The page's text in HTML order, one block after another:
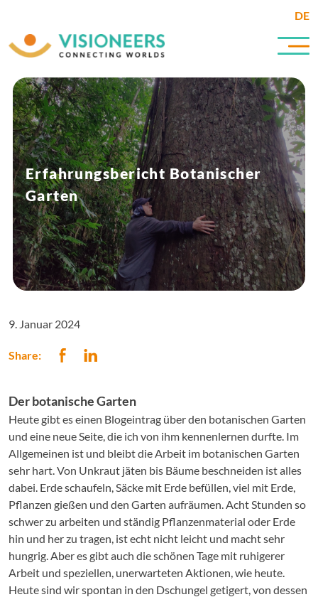
DE
Erfahrungsbericht Botanischer
Garten
9. Januar 2024
Share:
Der botanische Garten
Heute gibt es einen Blogeintrag über den botanischen Garten
und eine neue Seite, die ich von ihm kennenlernen durfte. Im
Allgemeinen ist und bleibt die Arbeit im botanischen Garten
sehr hart. Von Unkraut jäten bis Bäume beschneiden ist alles
dabei. Erde schaufeln, Säcke mit Erde befüllen, viel mit Erde,
Pflanzen gießen und den Garten aufräumen. Acht Stunden so
schwer zu arbeiten und ständig Pflanzenmaterial oder Erde
hin und her zu tragen, ist echt nicht leicht und macht sehr
hungrig. Aber es gibt auch die schönen Tage mit ruhigerer
Arbeit und speziellen, unerwarteten Aktionen, wie heute.
Heute sind wir spontan in den Dschungel getigert, von dessen